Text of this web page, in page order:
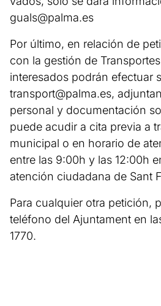
guals@palma.es
Por último, en relación de
con la gestión de
interesados podrán efectuar
transport@palma.es,
personal y documentación
puede acudir a cita previa a
municipal o en horario de
entre las 9:00h y las 12:00h
atención ciudadana de Sant
Para cualquier otra petición,
teléfono del Ajuntament en
1770.